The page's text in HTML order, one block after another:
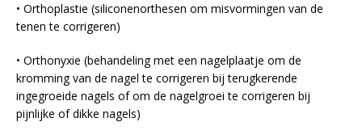
• Orthoplastie (siliconenorthesen om misvormingen van de
tenen te corrigeren)
• Orthonyxie (behandeling met een nagelplaatje om de
kromming van de nagel te corrigeren bij terugkerende
ingegroeide nagels of om de nagelgroei te corrigeren bij
pijnlijke of dikke nagels)